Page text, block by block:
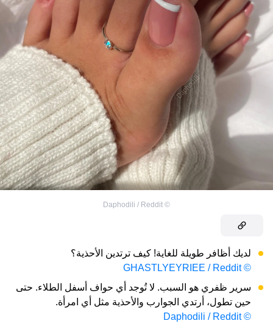
©
Daphodili / Reddit
لديك أظافر طويلة للغاية! كيف ترتدين الأحذية؟
© GHASTLYEYRIEE / Reddit
سرير ظفري هو السبب. لا تُوجد أي حواف أسفل الطلاء. حتى
حين تطول، أرتدي الجوارب والأحذية مثل أي امرأة.
© Daphodili / Reddit